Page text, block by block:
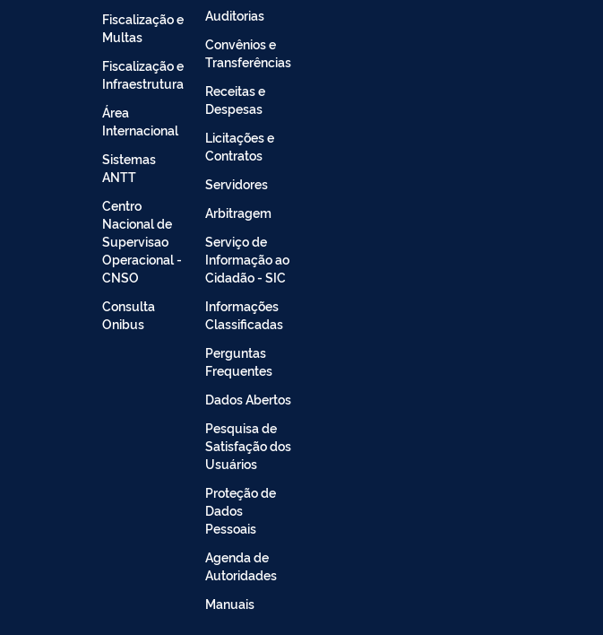
Fiscalização e
Multas
Fiscalização e
Infraestrutura
Área
Internacional
Sistemas
ANTT
Centro
Nacional de
Supervisao
Operacional -
CNSO
Consulta
Onibus
Auditorias
Convênios e
Transferências
Receitas e
Despesas
Licitações e
Contratos
Servidores
Arbitragem
Serviço de
Informação ao
Cidadão - SIC
Informações
Classificadas
Perguntas
Frequentes
Dados Abertos
Pesquisa de
Satisfação dos
Usuários
Proteção de
Dados
Pessoais
Agenda de
Autoridades
Manuais